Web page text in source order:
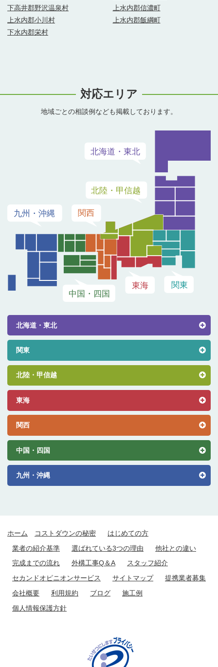
下高井郡野沢温泉村
上水内郡信濃町
上水内郡小川村
上水内郡飯綱町
下水内郡栄村
対応エリア
地域ごとの相談例なども掲載しております。
北海道・東北
関東
北陸・甲信越
東海
関西
中国・四国
九州・沖縄
ホーム コストダウンの秘密
はじめての方
業者の紹介基準
選ばれている3つの理由
他社との違い
完成までの流れ
外構工事Q＆A
スタッフ紹介
セカンドオピニオンサービス
サイトマップ
提携業者募集
会社概要
利用規約 ブログ
施工例
個人情報保護方針